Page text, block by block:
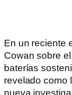
En un reciente
Cowan sobre
baterías
revelado como
nueva